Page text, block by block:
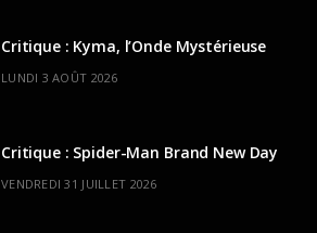
Critique : Kyma, l’Onde Mystérieuse
LUNDI 3 AOÛT 2026
Critique : Spider-Man Brand New Day
VENDREDI 31 JUILLET 2026